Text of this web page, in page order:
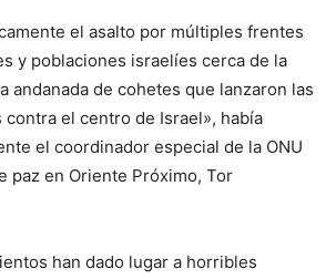
el asalto por múltiples frentes
y poblaciones israelíes cerca de la
andanada de cohetes que lanzaron las
contra el centro de Israel», había
el coordinador especial de la ONU
paz en Oriente Próximo, Tor
han dado lugar a horribles